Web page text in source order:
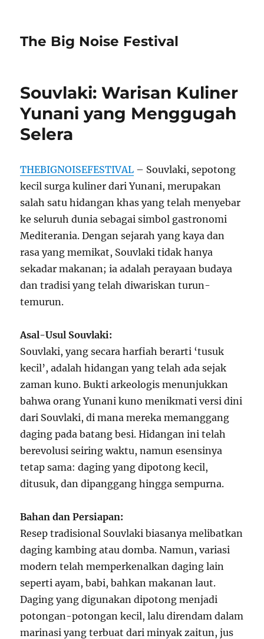
The Big Noise Festival
Souvlaki: Warisan Kuliner
Yunani yang Menggugah
Selera
THEBIGNOISEFESTIVAL – Souvlaki, sepotong
kecil surga kuliner dari Yunani, merupakan
salah satu hidangan khas yang telah menyebar
ke seluruh dunia sebagai simbol gastronomi
Mediterania. Dengan sejarah yang kaya dan
rasa yang memikat, Souvlaki tidak hanya
sekadar makanan; ia adalah perayaan budaya
dan tradisi yang telah diwariskan turun-
temurun.
Asal-Usul Souvlaki:
Souvlaki, yang secara harfiah berarti ‘tusuk
kecil’, adalah hidangan yang telah ada sejak
zaman kuno. Bukti arkeologis menunjukkan
bahwa orang Yunani kuno menikmati versi dini
dari Souvlaki, di mana mereka memanggang
daging pada batang besi. Hidangan ini telah
berevolusi seiring waktu, namun esensinya
tetap sama: daging yang dipotong kecil,
ditusuk, dan dipanggang hingga sempurna.
Bahan dan Persiapan:
Resep tradisional Souvlaki biasanya melibatkan
daging kambing atau domba. Namun, variasi
modern telah memperkenalkan daging lain
seperti ayam, babi, bahkan makanan laut.
Daging yang digunakan dipotong menjadi
potongan-potongan kecil, lalu direndam dalam
marinasi yang terbuat dari minyak zaitun, jus